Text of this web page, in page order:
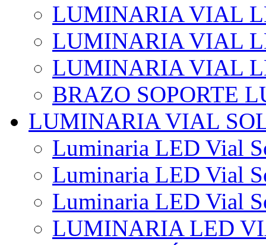
LUMINARIA VIAL
LUMINARIA VIAL
LUMINARIA VIAL
BRAZO SOPORTE
LUMINARIA VIAL
Luminaria LED Vial
Luminaria LED Vial
Luminaria LED Vial
LUMINARIA LED